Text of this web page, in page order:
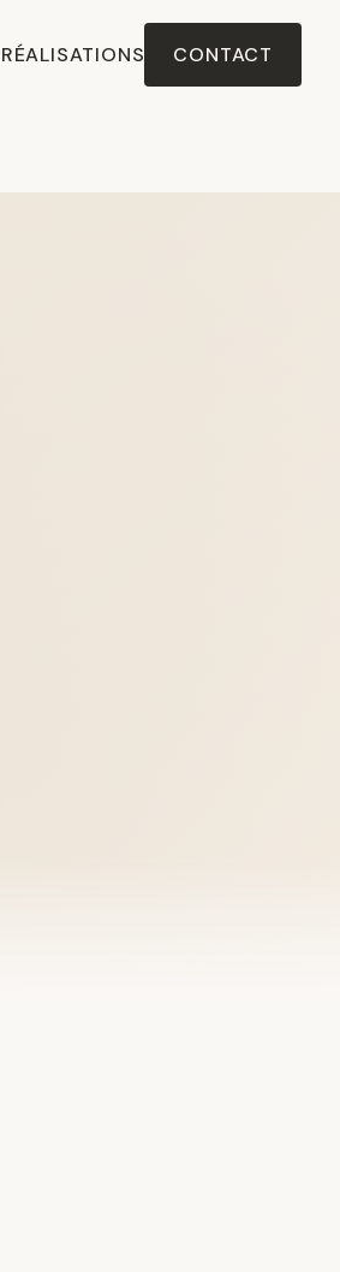
RÉALISATIONS CONTACT